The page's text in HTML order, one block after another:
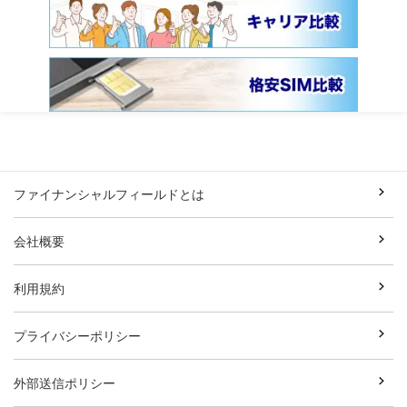
ファイナンシャルフィールドとは
会社概要
利用規約
プライバシーポリシー
外部送信ポリシー